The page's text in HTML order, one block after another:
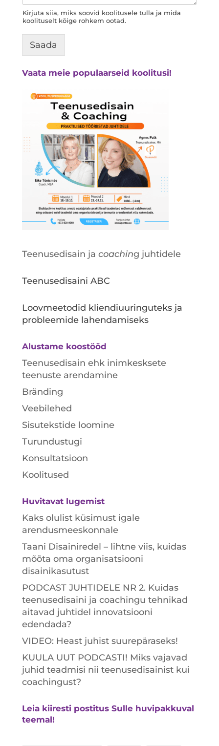
Kirjuta siia, miks soovid koolitusele tulla ja mida
koolituselt kõige rohkem ootad.
Saada
Vaata meie populaarseid koolitusi!
Teenusedisain ja coaching juhtidele
Teenusedisaini ABC
Loovmeetodid kliendiuuringuteks ja
probleemide lahendamiseks
Alustame koostööd
Teenusedisain ehk inimkesksete
teenuste arendamine
Bränding
Veebilehed
Sisutekstide loomine
Turundustugi
Konsultatsioon
Koolitused
Huvitavat lugemist
Kaks olulist küsimust igale
arendusmeeskonnale
Taani Disainiredel – lihtne viis, kuidas
mõõta oma organisatsiooni
disainikasutust
PODCAST JUHTIDELE NR 2. Kuidas
teenusedisaini ja coachingu tehnikad
aitavad juhtidel innovatsiooni
edendada?
VIDEO: Heast juhist suurepäraseks!
KUULA UUT PODCASTI! Miks vajavad
juhid teadmisi nii teenusedisainist kui
coachingust?
Leia kiiresti postitus Sulle huvipakkuval
teemal!